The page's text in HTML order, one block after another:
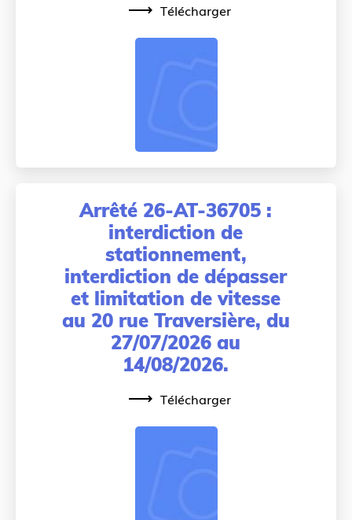
Télécharger
Arrêté 26-AT-36705 :
interdiction de
stationnement,
interdiction de dépasser
et limitation de vitesse
au 20 rue Traversière, du
27/07/2026 au
14/08/2026.
Télécharger